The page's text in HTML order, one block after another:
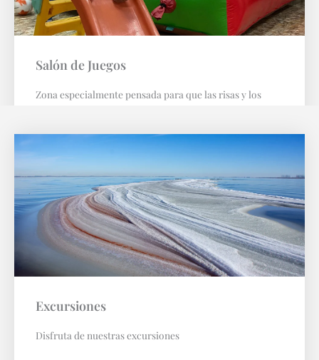
Salón de Juegos
Zona especialmente pensada para que las risas y los
Excursiones
Disfruta de nuestras excursiones